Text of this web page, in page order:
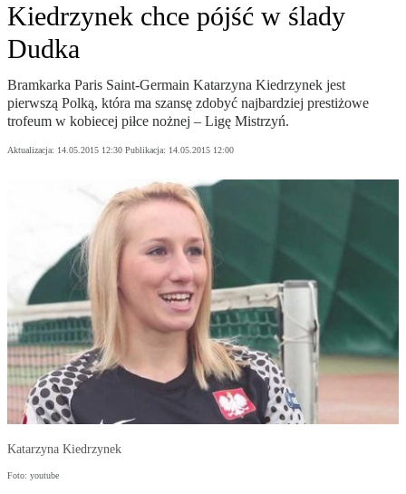
Kiedrzynek chce pójść w ślady
Dudka
Bramkarka Paris Saint-Germain Katarzyna Kiedrzynek jest
pierwszą Polką, która ma szansę zdobyć najbardziej prestiżowe
trofeum w kobiecej piłce nożnej – Ligę Mistrzyń.
Aktualizacja: 14.05.2015 12:30 Publikacja: 14.05.2015 12:00
Katarzyna Kiedrzynek
Foto: youtube